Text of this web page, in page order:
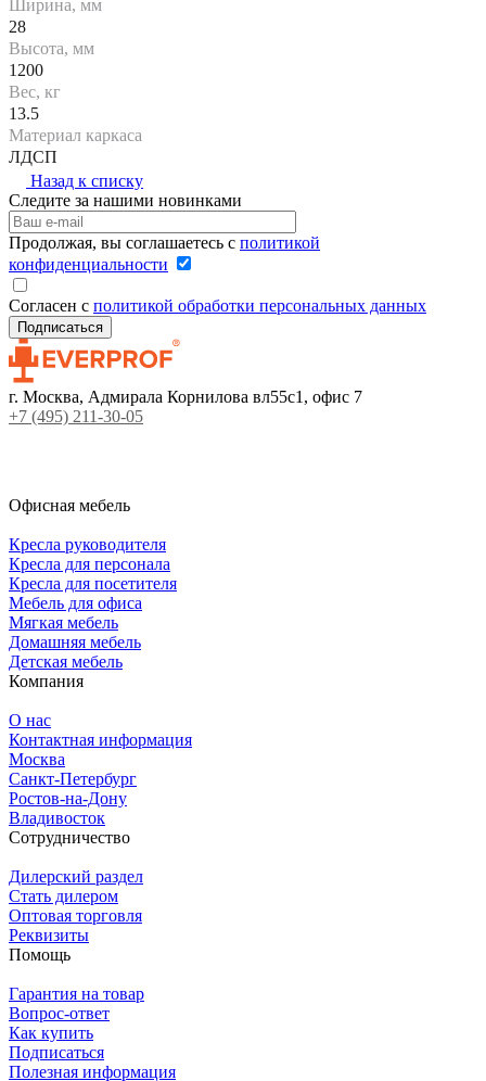
Ширина, мм
28
Высота, мм
1200
Вес, кг
13.5
Материал каркаса
ЛДСП
Назад к списку
Следите за нашими новинками
Продолжая, вы соглашаетесь с политикой
конфиденциальности
Согласен с политикой обработки персональных данных
г. Москва, Адмирала Корнилова вл55с1, офис 7
+7 (495) 211-30-05
Офисная мебель
Кресла руководителя
Кресла для персонала
Кресла для посетителя
Мебель для офиса
Мягкая мебель
Домашняя мебель
Детская мебель
Компания
О нас
Контактная информация
Москва
Санкт-Петербург
Ростов-на-Дону
Владивосток
Сотрудничество
Дилерский раздел
Стать дилером
Оптовая торговля
Реквизиты
Помощь
Гарантия на товар
Вопрос-ответ
Как купить
Подписаться
Полезная информация